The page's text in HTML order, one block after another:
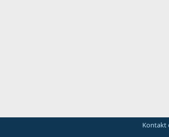
Kontakt